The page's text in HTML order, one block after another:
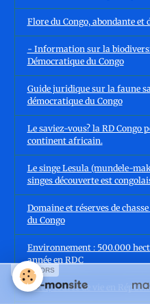
Flore du Congo, abondante et
- Information sur la
Démocratique du Congo
Guide juridique sur la faune
démocratique du Congo
Le saviez-vous? la RD Congo
continent africain.
Le singe Lesula (mundele-
singes découverte est
Domaine et réserves de
du Congo
Environnement : 500.000
année en RDC
Forêt, source de vie en
SPONSORS